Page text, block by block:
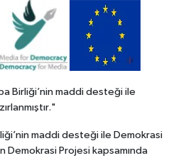
Birliği’nin maddi desteği ile
maddi desteği ile Demokrasi
Demokrasi Projesi kapsamında